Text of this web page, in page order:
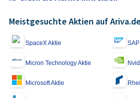
Meistgesuchte Aktien auf Ariva.de
SpaceX Aktie
Micron Technology Aktie
Microsoft Aktie